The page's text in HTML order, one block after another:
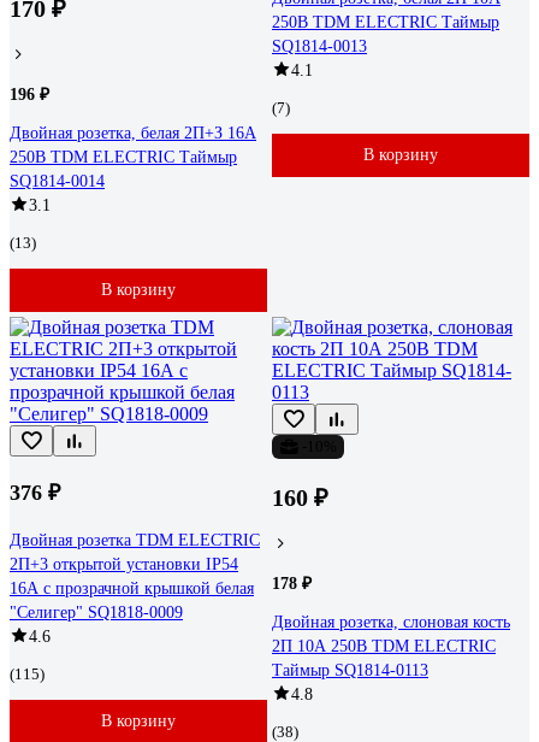
170 ₽
196 ₽
Двойная розетка, белая 2П+З 16А
250В TDM ELECTRIC Таймыр
SQ1814-0014
3.1
(13)
В корзину
250В TDM ELECTRIC Таймыр
SQ1814-0013
4.1
(7)
В корзину
376 ₽
Двойная розетка TDM ELECTRIC
2П+3 открытой установки IP54
16А с прозрачной крышкой белая
"Селигер" SQ1818-0009
4.6
(115)
В корзину
160 ₽
178 ₽
Двойная розетка, слоновая кость
2П 10А 250В TDM ELECTRIC
Таймыр SQ1814-0113
4.8
(38)